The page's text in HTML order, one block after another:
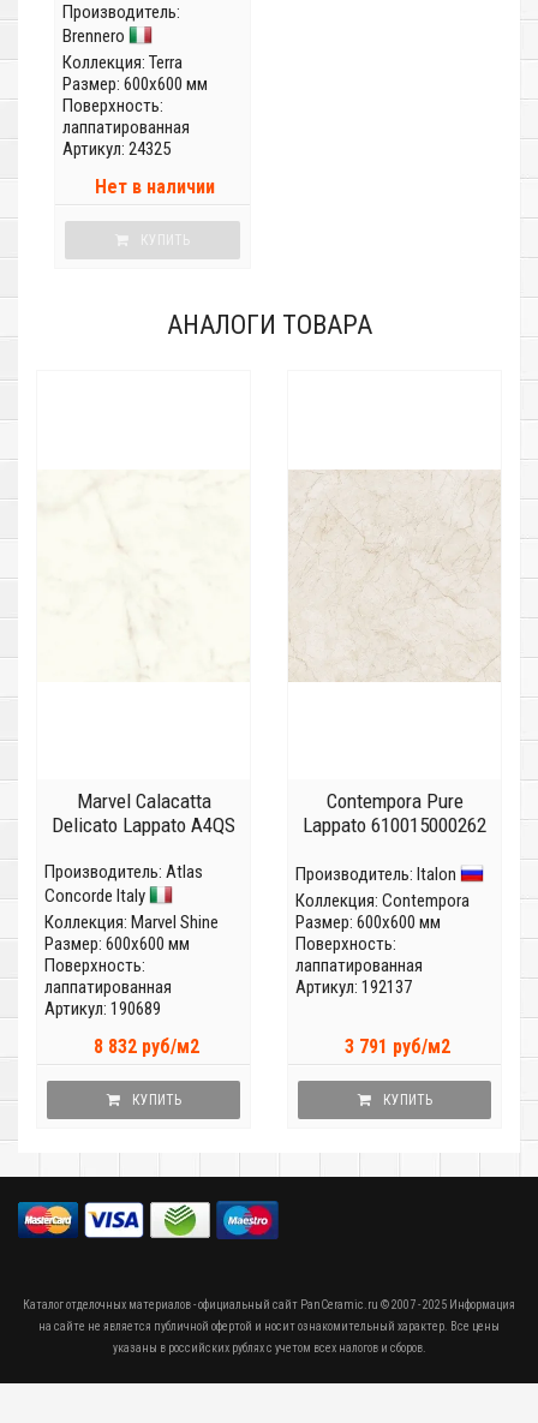
Производитель:
Brennero
Коллекция: Terra
Размер: 600x600 мм
Поверхность:
лаппатированная
Артикул: 24325
Нет в наличии
КУПИТЬ
АНАЛОГИ ТОВАРА
Marvel Calacatta
Delicato Lappato A4QS
Производитель: Atlas
Concorde Italy
Коллекция: Marvel Shine
Размер: 600x600 мм
Поверхность:
лаппатированная
Артикул: 190689
8 832 руб/м2
КУПИТЬ
Contempora Pure
Lappato 610015000262
Производитель: Italon
Коллекция: Contempora
Размер: 600x600 мм
Поверхность:
лаппатированная
Артикул: 192137
3 791 руб/м2
КУПИТЬ
Каталог отделочных материалов - официальный сайт PanCeramic.ru © 2007 - 2025 Информация
на сайте не является публичной офертой и носит ознакомительный характер. Все цены
указаны в российских рублях с учетом всех налогов и сборов.